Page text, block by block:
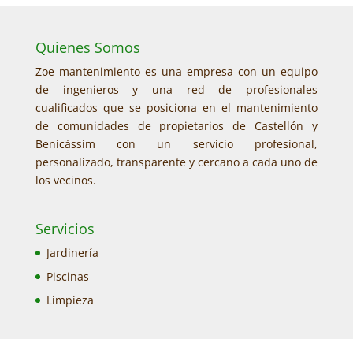
Quienes Somos
Zoe mantenimiento es una empresa con un equipo
de ingenieros y una red de profesionales
cualificados que se posiciona en el mantenimiento
de comunidades de propietarios de Castellón y
Benicàssim con un servicio profesional,
personalizado, transparente y cercano a cada uno de
los vecinos.
Servicios
Jardinería
Piscinas
Limpieza